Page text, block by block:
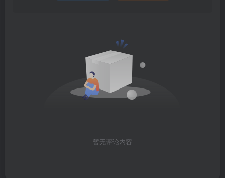
暂无评论内容